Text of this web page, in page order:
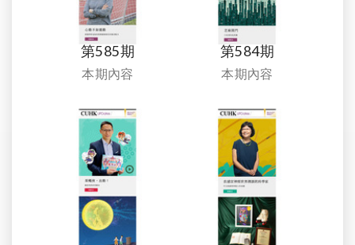
第585期
本期內容
第584期
本期內容